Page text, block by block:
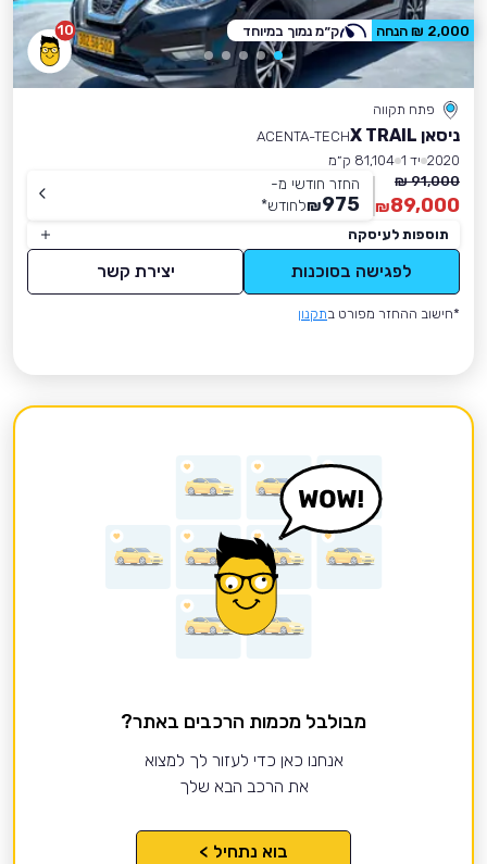
10
פתח תקווה
ניסאן X TRAIL
ACENTA-TECH
2020 יד 1
81,104 ק״מ
91,000 ₪
89,000
₪
החזר חודשי מ-
975
₪לחודש*
תוספות לעיסקה
לפגישה בסוכנות יצירת קשר
*חישוב ההחזר מפורט בתקנון
2,000 ₪ הנחה ק״מ נמוך במיוחד
מבולבל מכמות הרכבים באתר?
אנחנו כאן כדי לעזור לך למצוא
את הרכב הבא שלך
בוא נתחיל >